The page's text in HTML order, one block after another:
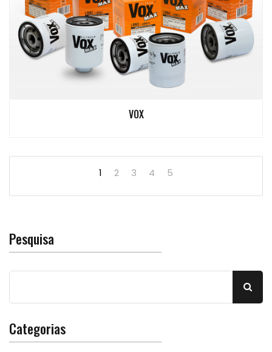
VOX
1 2 3 4 5
Pesquisa
Categorias